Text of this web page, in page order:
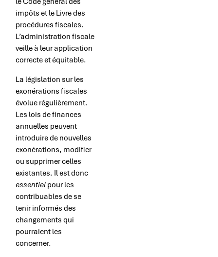
impôts et le Livre des
procédures fiscales.
L’administration fiscale
veille à leur application
correcte et équitable.
La législation sur les
exonérations fiscales
évolue régulièrement.
Les lois de finances
annuelles peuvent
introduire de nouvelles
exonérations, modifier
ou supprimer celles
existantes. Il est donc
essentiel pour les
contribuables de se
tenir informés des
changements qui
pourraient les
concerner.